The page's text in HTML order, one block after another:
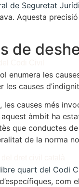
de Seguretat
Aquesta
de
enumera les
les causes
les causes més
àmbit ha
que conductes
de la norma
quart del Codi
com